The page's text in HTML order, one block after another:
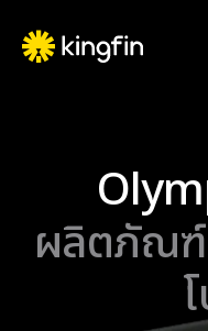
ผลิตภัณฑ์